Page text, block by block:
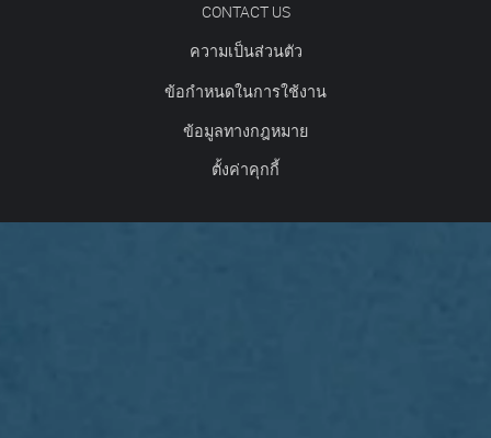
CONTACT US
ความเป็นส่วนตัว
ข้อกำหนดในการใช้งาน
ข้อมูลทางกฎหมาย
ตั้งค่าคุกกี้